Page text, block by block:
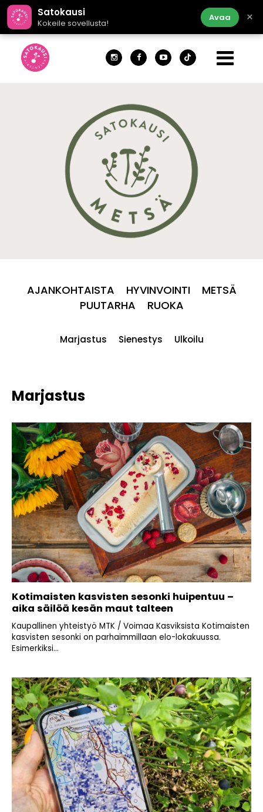
Satokausi
Kokeile sovellusta!
Avaa ×
AJANKOHTAISTA HYVINVOINTI
METSÄ
PUUTARHA
RUOKA
Marjastus Sienestys Ulkoilu
Marjastus
Kotimaisten kasvisten sesonki huipentuu –
aika säilöä kesän maut talteen
Kaupallinen yhteistyö MTK / Voimaa Kasviksista Kotimaisten
kasvisten sesonki on parhaimmillaan elo-lokakuussa.
Esimerkiksi...